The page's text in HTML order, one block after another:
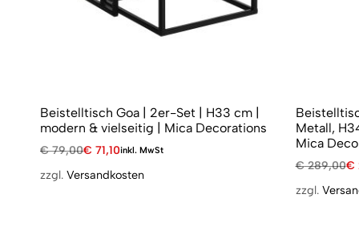
Beistelltisch Goa | 2er-Set | H33 cm |
modern & vielseitig | Mica Decorations
€79,00€ 71,10inkl. MwSt
zzgl. Versandkosten
Metall,
Mica
€289,00€
zzgl.